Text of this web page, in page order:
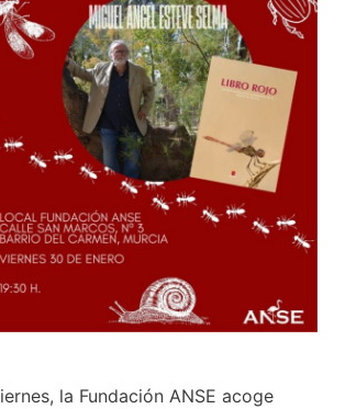
la Fundación ANSE acoge